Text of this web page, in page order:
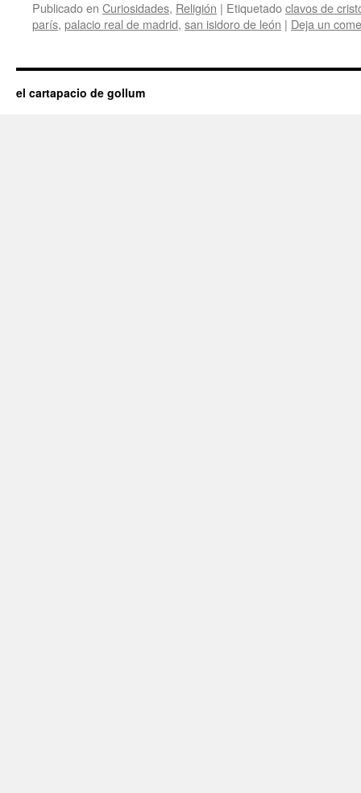
Publicado en Curiosidades, Religión | Etiquetadoclavos de
parís, palacio real de madrid, san isidoro de león | Deja un
el cartapacio de gollum